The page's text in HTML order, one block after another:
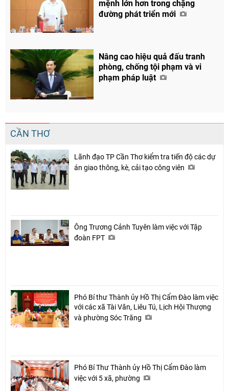
mệnh lớn hơn trong chặng
đường phát triển mới
Nâng cao hiệu quả đấu tranh
phòng, chống tội phạm và vi
phạm pháp luật
CẦN THƠ
Lãnh đạo TP Cần Thơ kiểm tra tiến độ các dự
án giao thông, kè, cải tạo công viên
Ông Trương Cảnh Tuyên làm việc với Tập
đoàn FPT
Phó Bí thư Thành ủy Hồ Thị Cẩm Đào làm việc
với các xã Tài Văn, Liêu Tú, Lịch Hội Thượng
và phường Sóc Trăng
Phó Bí Thư Thành ủy Hồ Thị Cẩm Đào làm
việc với 5 xã, phường